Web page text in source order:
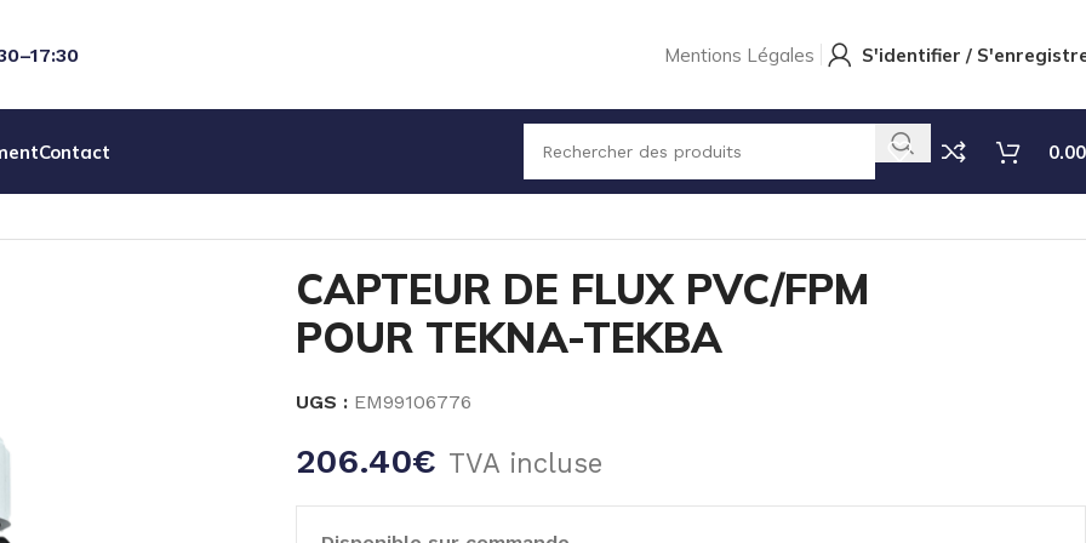
Mentions Légales S'identifier /
Contact
0.00
CAPTEUR DE FLUX PVC/FPM POUR TEKNA-TEKBA
CAPTEUR DE FLUX PVC/FPM
POUR TEKNA-TEKBA
UGS : EM99106776
206.40€ TVA incluse